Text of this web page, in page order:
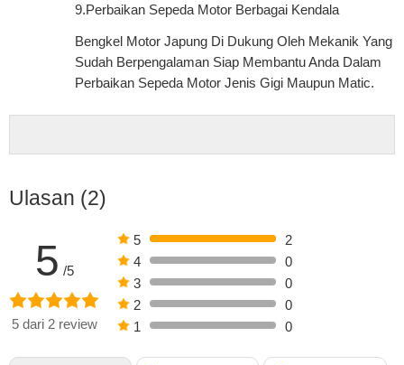
9.Perbaikan Sepeda Motor Berbagai Kendala
Bengkel Motor Japung Di Dukung Oleh Mekanik Yang
Sudah Berpengalaman Siap Membantu Anda Dalam
Perbaikan Sepeda Motor Jenis Gigi Maupun Matic.
Ulasan (2)
5 /5
5 dari 2 review
5
2
4
0
3
0
2
0
1
0